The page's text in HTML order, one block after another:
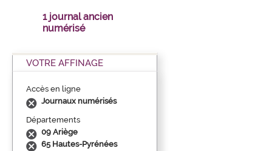
1 journal ancien
numérisé
VOTRE AFFINAGE
Accès en ligne
Journaux numérisés
Départements
09 Ariège
65 Hautes-Pyrénées